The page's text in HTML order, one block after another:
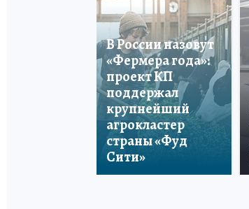
В России назовут
«Фермера года»:
проект КП
поддержал
крупнейший
агрокластер
страны «Фуд
Сити»